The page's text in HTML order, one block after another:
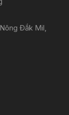
Đắk Mil,